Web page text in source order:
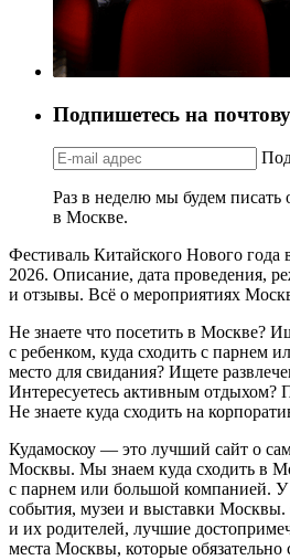
Подпишетесь на
Раз в неделю мы будем писать
в Москве.
Фестиваль Китайского Нового года
2026. Описание, дата проведения,
и отзывы. Всё о мероприятиях
Не знаете что посетить в Москве?
с ребенком, куда сходить с парнем
место для свидания? Ищете
Интересуетесь активным отдыхом?
Не знаете куда сходить на
Кудамоскоу — это лучший сайт о
Москвы. Мы знаем куда сходить в
с парнем или большой компанией. У
события, музеи и выставки Москвы.
и их родителей, лучшие
места Москвы, которые обязательно